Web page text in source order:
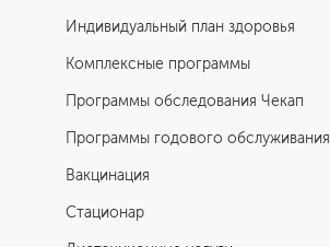
Индивидуальный план здоровья
Комплексные программы
Программы обследования Чекап
Программы годового обслуживания
Вакцинация
Стационар